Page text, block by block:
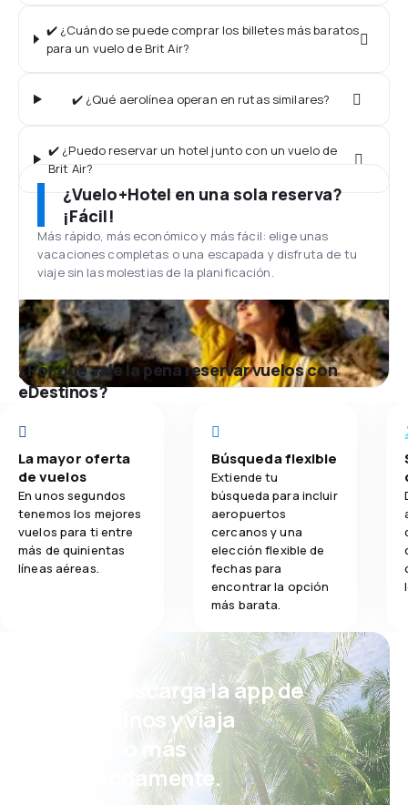
✔️ ¿Cuándo se puede comprar los billetes más baratos
para un vuelo de Brit Air?
✔️ ¿Qué aerolínea operan en rutas similares?
✔️ ¿Puedo reservar un hotel junto con un vuelo de
Brit Air?
¿Vuelo+Hotel en una sola reserva?
¡Fácil!
Más rápido, más económico y más fácil: elige unas
vacaciones completas o una escapada y disfruta de tu
viaje sin las molestias de la planificación.
¿Por qué vale la pena reservar vuelos con
eDestinos?
La mayor oferta
de vuelos
En unos segundos
tenemos los mejores
vuelos para ti entre
más de quinientas
líneas aéreas.
Búsqueda flexible
Extiende tu
búsqueda para incluir
aeropuertos
cercanos y una
elección flexible de
fechas para
encontrar la opción
más barata.
¡Eh! Descarga la app de
eDestinos y viaja
incluso más
cómodamente.